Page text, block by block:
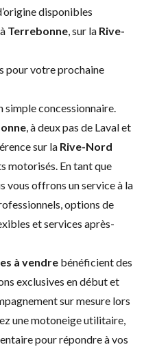
disponibles
Terrebonne, sur la Rive-
pour votre prochaine
simple concessionnaire.
, à deux pas de Laval et
sur la Rive-Nord
motorisés. En tant que
vous offrons un service à la
options de
et services après-
à vendre bénéficient des
exclusives en début et
sur mesure lors
une motoneige utilitaire,
pour répondre à vos